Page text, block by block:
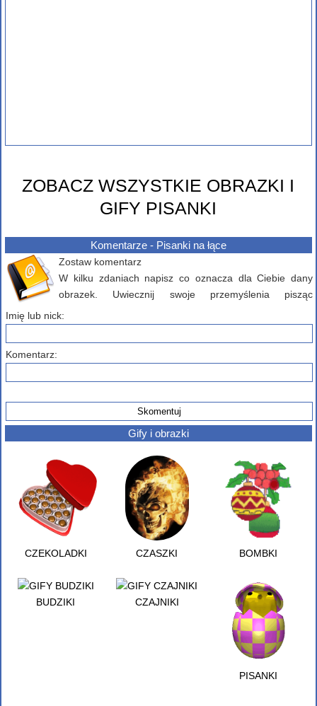
ZOBACZ WSZYSTKIE OBRAZKI I
GIFY PISANKI
Komentarze - Pisanki na łące
Zostaw komentarz
W kilku zdaniach napisz co oznacza dla Ciebie dany
obrazek. Uwiecznij swoje przemyślenia pisząc
Imię lub nick:
Komentarz:
Gify i obrazki
CZEKOLADKI CZASZKI BOMBKI
BUDZIKI CZAJNIKI
PISANKI